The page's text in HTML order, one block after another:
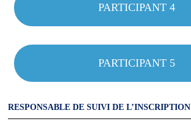
PARTICIPANT 4
PARTICIPANT 5
RESPONSABLE DE SUIVI DE L’INSCRIPTION